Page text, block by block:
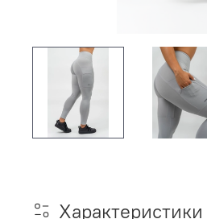
Характеристики